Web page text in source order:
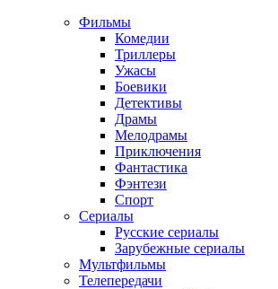
Фильмы
Комедии
Триллеры
Ужасы
Боевики
Детективы
Драмы
Мелодрамы
Приключения
Фантастика
Фэнтези
Спорт
Сериалы
Русские сериалы
Зарубежные сериалы
Мультфильмы
Телепередачи